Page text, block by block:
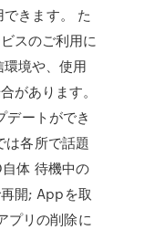
できます。 た
スのご利用に
境や、使用
があります。
デートができ
は各所で話題
体 待機中の
開; Appを取
プリの削除に